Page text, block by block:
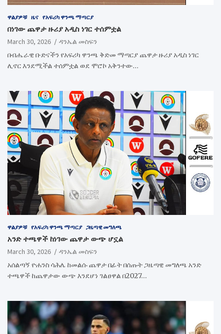
ዋልያዎቹ ዜና የአፍሪካ ዋንጫ ማጣርያ
በነገው ጨዋታ ዙሪያ አዲስ ነገር ተሰምቷል
March 30, 2026
ዳንኤል መስፍን
በብሔራዊ ቡድናችን የአፍሪካ ዋንጫ ቅድመ ማጣርያ ጨዋታ ዙሪያ አዲስ ነገር
ሊኖር እንደሚችል ተሰምቷል ወደ ሞሮኮ አቅንተው…
ዋልያዎቹ የአፍሪካ ዋንጫ ማጣርያ ጋዜጣዊ መግለጫ
አንድ ተጫዋች ከነገው ጨዋታ ውጭ ሆኗል
March 30, 2026
ዳንኤል መስፍን
አሰልጣኝ ዮሐንስ ሳሕሌ ከመልሱ ጨዋታ በፊት በሰጡት ጋዜጣዊ መግለጫ አንድ
ተጫዋች ከጨዋታው ውጭ እንደሆነ ገልፀዋል በ2027…